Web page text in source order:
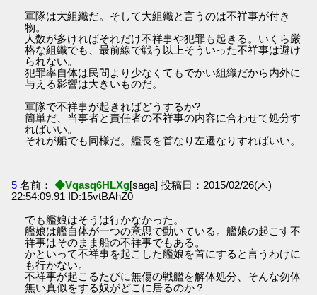
軍隊は大組織だ。そして大組織と言うのは不祥事が付き
物。
人数が多ければそれだけ不祥事や犯罪も起きる。いくら厳
格な組織でも、最前線で戦う以上そういった不祥事は避け
られない。
犯罪率自体は民間より少なくてもでかい組織だから内外に
与える影響は大きいものだ。
軍隊で不祥事が起きればどうするか?
簡単だ、当事者と責任者の不祥事の内容に合わせて処分す
ればいい。
それが船でも同様だ。艦長を首なり左遷なりすればいい。
5 名前： ◆Vqasq6HLXg[saga] 投稿日：2015/02/26(木)
22:54:09.91 ID:15vtBAhZ0
でも艦娘はそうは行かなかった。
艦娘は艦自体が一つの意思で動いている。艦娘の起こす不
祥事はそのまま船の不祥事でもある。
かといって不祥事を起こした艦娘を首にすると言うわけに
も行かない。
不祥事が起こるたびに無傷の戦艦を解体処分、そんな勿体
無い真似をする奴がどこに居るのか？